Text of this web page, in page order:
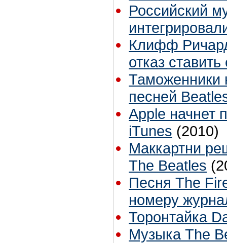
Российский
Клифф
отказ
Таможенники
песней
Apple начнет
iTunes (2010)
Маккартни
The Beatles
Песня The
номеру
Торонтайка
Музыка The